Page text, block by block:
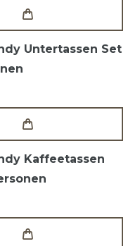
Untertassen Set
Kaffeetassen